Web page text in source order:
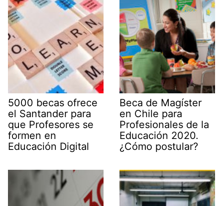
5000 becas ofrece
el Santander para
que Profesores se
formen en
Educación Digital
Beca de Magíster
en Chile para
Profesionales de la
Educación 2020.
¿Cómo postular?